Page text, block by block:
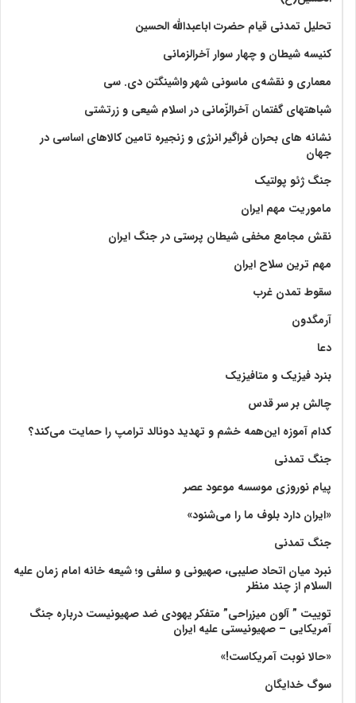
تحلیل تمدنی قیام حضرت اباعبدالله الحسین
کنیسه شیطان و چهار سوار آخرالزمانی
معماری و نقشه‌ی ماسونی شهر واشينگتن دی. سی
شباهتهای گفتمان آخر‌الزّمانی در اسلام شیعی و زرتشتی
نشانه های بحران فراگیر انرژی و زنجیره تامین کالاهای اساسی در
جهان
جنگ ژئو پولتیک
ماموریت مهم ایران
نقش مجامع مخفی شیطان پرستی در جنگ ایران
مهم ترین سلاح ایران
سقوط تمدن غرب
آرمگدون
دعا
بنرد فیزیک و متافیزیک
چالش بر سر قدس
کدام آموزه این‌همه خشم و تهدید دونالد ترامپ را حمایت می‌کند؟
جنگ تمدنی
پیام نوروزی موسسه موعود عصر
«ایران دارد بلوف ما را می‌شنود»
جنگ تمدنی
نبرد میان اتحاد صلیبی، صهیونی و سلفی و؛ شیعه خانه امام زمان علیه
السلام از چند منظر
توییت ” آلون میزراحی” متفکر یهودی ضد صهیونیست درباره جنگ
آمریکایی – صهیونیستی علیه ایران
«حالا نوبت آمریکاست!»
سوگ خدایگان